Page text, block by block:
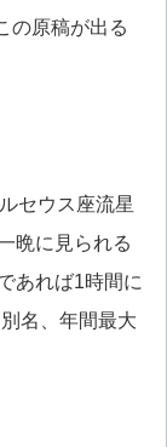
の原稿が出る
セウス座流星
晩に見られる
あれば1時間に
名、年間最大